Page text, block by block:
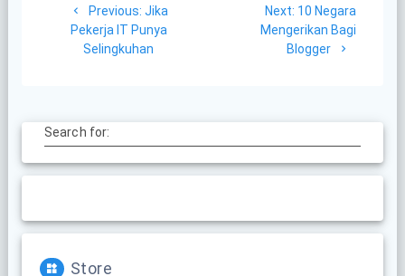
navigation
Previous: Previous
post:
Jika
Pekerja IT Punya
Selingkuhan
Next: Next
post:
10 Negara
Mengerikan Bagi
Blogger
Search for:
Store